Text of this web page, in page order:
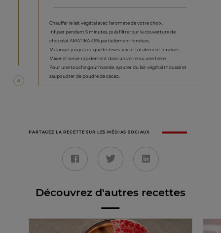
Chauffer le lait végétal avec l’aromate de votre choix.
Infuser pendant 5 minutes, puis filtrer sur la couverture de
chocolat AMATIKA 46% partiellement fondues.
Mélanger jusqu’à ce que les fèves soient totalement fondues.
Mixer et servir rapidement dans un verre ou une tasse.
Pour une touche gourmande, ajouter du lait végétal moussé et
saupoudrer de poudre de cacao.
PARTAGEZ LA RECETTE SUR LES MÉDIAS SOCIAUX
Découvrez d'autres recettes